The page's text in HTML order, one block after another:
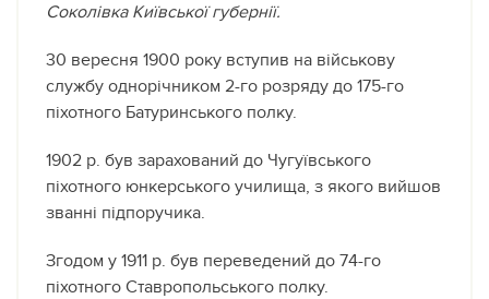
Соколівка Київської губернії.
30 вересня 1900 року вступив на військову
службу однорічником 2-го розряду до 175-го
піхотного Батуринського полку.
1902 р. був зарахований до Чугуївського
піхотного юнкерського училища, з якого вийшов
званні підпоручика.
Згодом у 1911 р. був переведений до 74-го
піхотного Ставропольського полку.